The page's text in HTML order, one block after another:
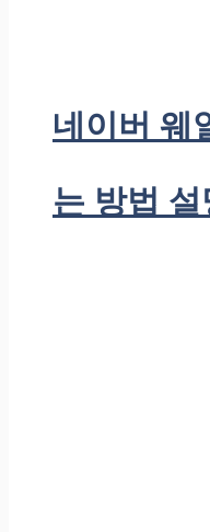
네이버 웨
는 방법 설